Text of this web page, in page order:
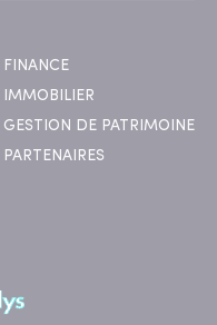
FINANCE
IMMOBILIER
GESTION DE PATRIMOINE
PARTENAIRES